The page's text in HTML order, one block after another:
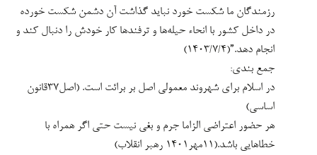
هر حضور اعتراضی الزاما جرم و بغی نیست حتی اگر همراه با
خطاهایی باشد.(۱۱مهر۱۴۰۱ رهبر انقلاب)
در صورت اثبات جرم هم بخشش در هنگام پیروزی، “زکات قدرت”
است. بخشش مشرکانِ جنگ افروز، پس از فتح مکه از آن قبیل بود.
با این عفو، تحصیل و کار و سایر حقوق شهروندی آزاد می شود. (عفو
رئیسی)
اصل میل کردن به صفر در زندانی سیاسی، رفتن به سمت سیره